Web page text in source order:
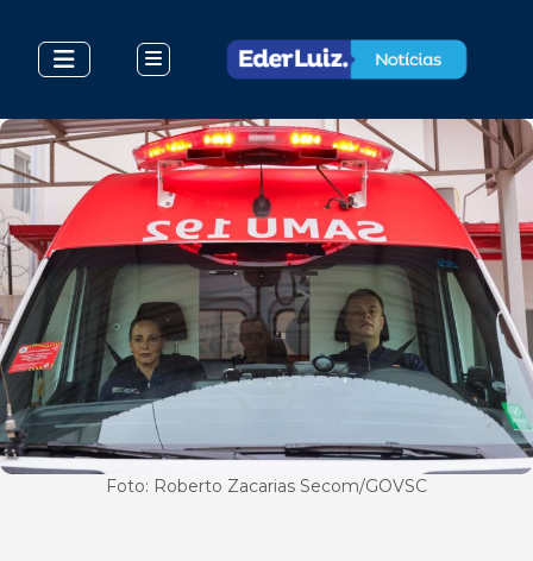
Foto: Roberto Zacarias Secom/GOVSC